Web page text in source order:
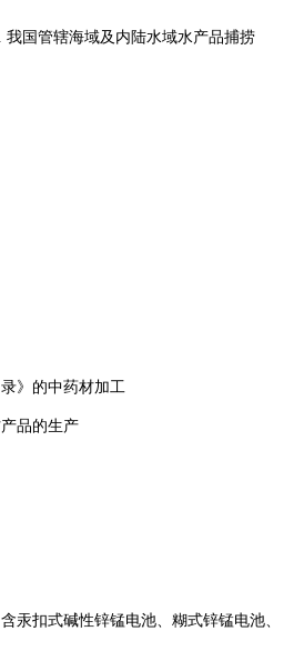
我国管辖海域及内陆水域水产品捕捞
》的中药材加工
品的生产
汞扣式碱性锌锰电池、糊式锌锰电池、